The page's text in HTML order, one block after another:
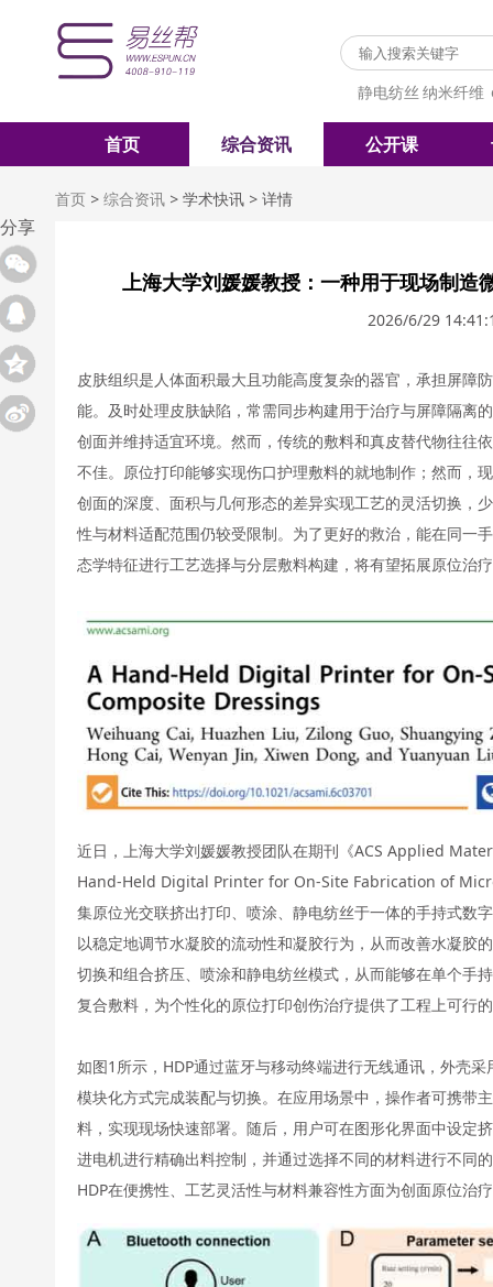
静电纺丝 纳米纤维
首页 综合资讯 公开课
首页 > 综合资讯 > 学术快讯 > 详情
上海大学刘媛媛教授：一种用于现场制造
2026/6/29
皮肤组织是人体面积最大且功能高度复杂的器官，承担屏障
能。及时处理皮肤缺陷，常需同步构建用于治疗与屏障隔离
创面并维持适宜环境。然而，传统的敷料和真皮替代物往往
不佳。原位打印能够实现伤口护理敷料的就地制作；然而，
创面的深度、面积与几何形态的差异实现工艺的灵活切换，
性与材料适配范围仍较受限制。为了更好的救治，能在同一
态学特征进行工艺选择与分层敷料构建，将有望拓展原位治
近日，上海大学刘媛媛教授团队在期刊《ACS Applied
Hand-Held Digital Printer for On-Site Fabrication of
集原位光交联挤出打印、喷涂、静电纺丝于一体的手持式数
以稳定地调节水凝胶的流动性和凝胶行为，从而改善水凝胶
切换和组合挤压、喷涂和静电纺丝模式，从而能够在单个手
复合敷料，为个性化的原位打印创伤治疗提供了工程上可行
如图1所示，HDP通过蓝牙与移动终端进行无线通讯，外壳
模块化方式完成装配与切换。在应用场景中，操作者可携带
料，实现现场快速部署。随后，用户可在图形化界面中设定
进电机进行精确出料控制，并通过选择不同的材料进行不同
HDP在便携性、工艺灵活性与材料兼容性方面为创面原位治
分享